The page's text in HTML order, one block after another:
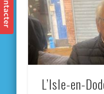
L’Isle-en-